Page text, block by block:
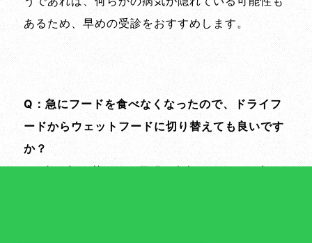
あるため、早めの受診をおすすめします。
Q：急にフードを食べなくなったので、ドライフ
ードからウェットフードに切り替えても良いです
か？
A：急な切り替えは、胃腸に負担をかけて下痢や